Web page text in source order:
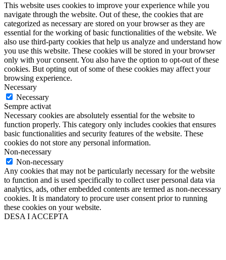
This website uses cookies to improve your experience while you
navigate through the website. Out of these, the cookies that are
categorized as necessary are stored on your browser as they are
essential for the working of basic functionalities of the website. We
also use third-party cookies that help us analyze and understand how
you use this website. These cookies will be stored in your browser
only with your consent. You also have the option to opt-out of these
cookies. But opting out of some of these cookies may affect your
browsing experience.
Necessary
Necessary
Sempre activat
Necessary cookies are absolutely essential for the website to
function properly. This category only includes cookies that ensures
basic functionalities and security features of the website. These
cookies do not store any personal information.
Non-necessary
Non-necessary
Any cookies that may not be particularly necessary for the website
to function and is used specifically to collect user personal data via
analytics, ads, other embedded contents are termed as non-necessary
cookies. It is mandatory to procure user consent prior to running
these cookies on your website.
DESA I ACCEPTA